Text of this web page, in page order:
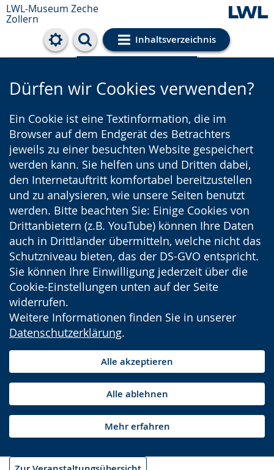
LWL-Museum Zeche
Zollern
Inhaltsverzeichnis
Cookie-Einstellungen
Dürfen wir Cookies verwenden?
Ein Cookie ist eine Textinformation, die im
Browser auf dem Endgerät des Betrachters
jeweils zu einer besuchten Website gespeichert
werden kann. Sie helfen uns und Dritten dabei,
den Internetauftritt komfortabel bereitzustellen
und zu analysieren, wie unsere Seiten benutzt
werden. Bitte beachten Sie: Einige Cookies von
Drittanbietern (z.B. YouTube) können Ihre Daten
auch in Drittländer übermitteln, welche nicht das
Schutzniveau bieten, das der DS-GVO entspricht.
Sie können Ihre Einwilligung jederzeit über die
Cookie-Einstellungen unten auf der Seite
widerrufen.
Weitere Informationen finden Sie in unserer
Datenschutzerklärung.
Alle akzeptieren
Alle ablehnen
Mehr erfahren